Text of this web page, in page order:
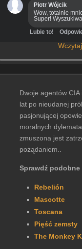
Piotr Wójcik
Wow, totalnie
Super!
Lubie to!
Dwoje agentów CIA
lat po nieudanej
pasjonującej
moralnych
zmuszona jest
pożądaniem..
Sprawdź podobne
Rebelión
Mascotte
Toscana
Pięść zemsty
The Monkey